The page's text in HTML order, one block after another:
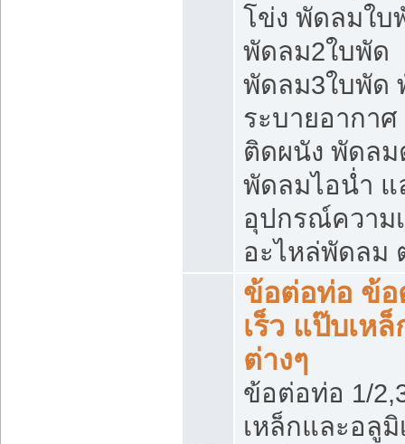
โข่ง พัดลมใบ
พัดลม2ใบพัด
พัดลม3ใบพัด
ระบายอากา
ติดผนัง พัดล
พัดลมไอน่ำ แ
อุปกรณ์ความ
อะไหล่พัดลม
ข้อต่อท่อ ข้อ
เร็ว แป๊บเห
ต่างๆ
ข้อต่อท่อ 1/
เหล็กและอลู